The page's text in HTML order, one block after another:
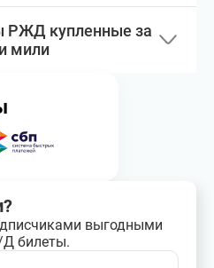
РЖД купленные за
мили
выгодными
билеты.